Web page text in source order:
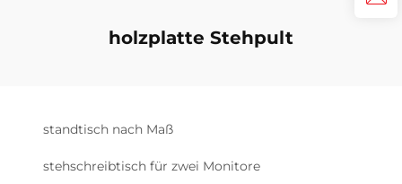
holzplatte Stehpult
standtisch nach Maß
stehschreibtisch für zwei Monitore